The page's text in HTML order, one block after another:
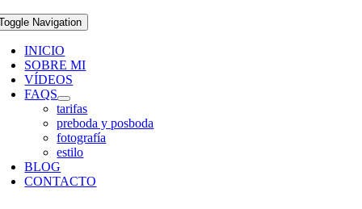
Navigation
INICIO
SOBRE MI
VÍDEOS
FAQS
tarifas
preboda y posboda
fotografía
estilo
BLOG
CONTACTO